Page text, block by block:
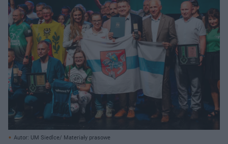
Autor: UM Siedlce/ Materiały prasowe